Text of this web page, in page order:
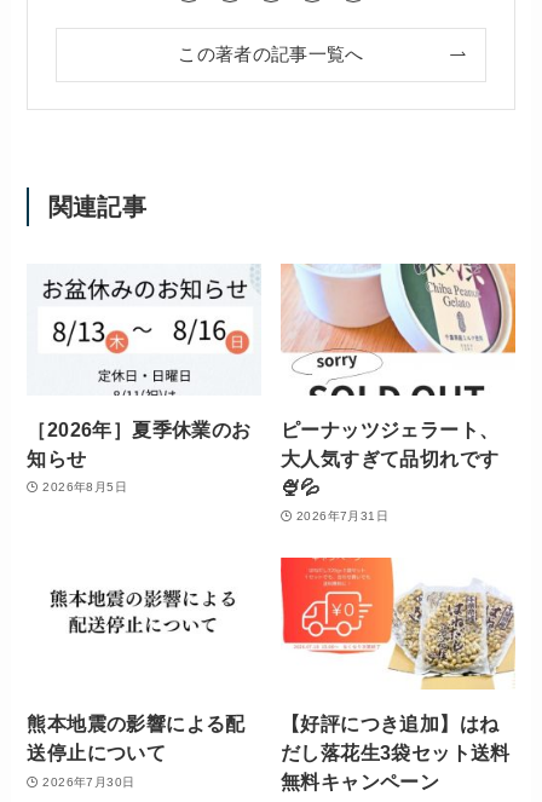
この著者の記事一覧へ
関連記事
［2026年］夏季休業のお
知らせ
2026年8月5日
ピーナッツジェラート、
大人気すぎて品切れです
🍨💦
2026年7月31日
熊本地震の影響による配
送停止について
2026年7月30日
【好評につき追加】はね
だし落花生3袋セット送料
無料キャンペーン